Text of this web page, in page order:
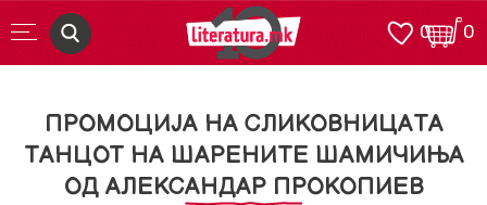
0
0
ПРОМОЦИЈА НА СЛИКОВНИЦАТА
ТАНЦОТ НА ШАРЕНИТЕ ШАМИЧИЊА
ОД АЛЕКСАНДАР ПРОКОПИЕВ